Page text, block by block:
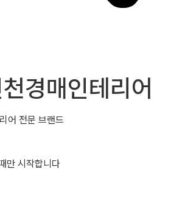
경매인테리어
어 전문 브랜드
만 시작합니다